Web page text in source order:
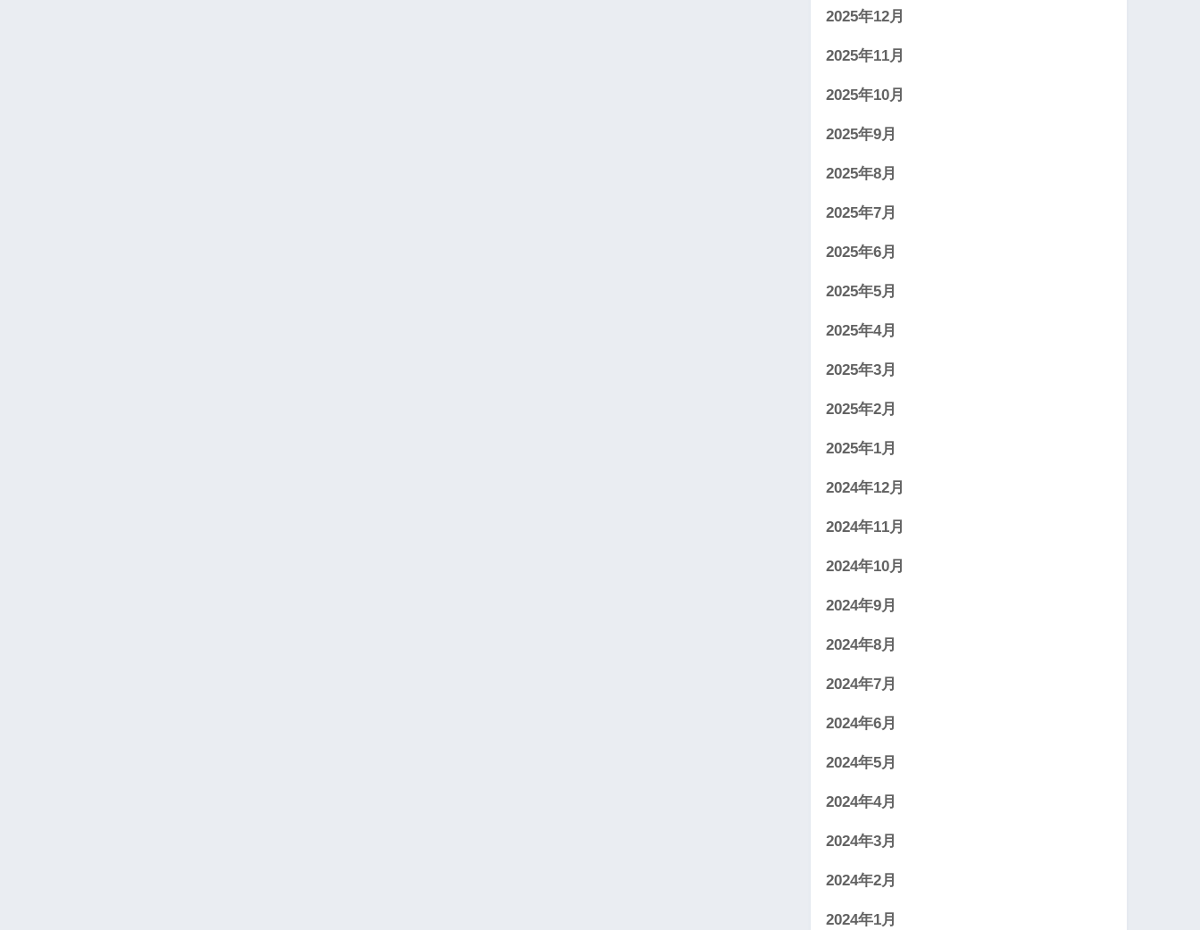
2025年12月
2025年11月
2025年10月
2025年9月
2025年8月
2025年7月
2025年6月
2025年5月
2025年4月
2025年3月
2025年2月
2025年1月
2024年12月
2024年11月
2024年10月
2024年9月
2024年8月
2024年7月
2024年6月
2024年5月
2024年4月
2024年3月
2024年2月
2024年1月